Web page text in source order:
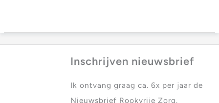
Inschrijven nieuwsbrief
Ik ontvang graag ca. 6x per jaar de
Nieuwsbrief Rookvrije Zorg.